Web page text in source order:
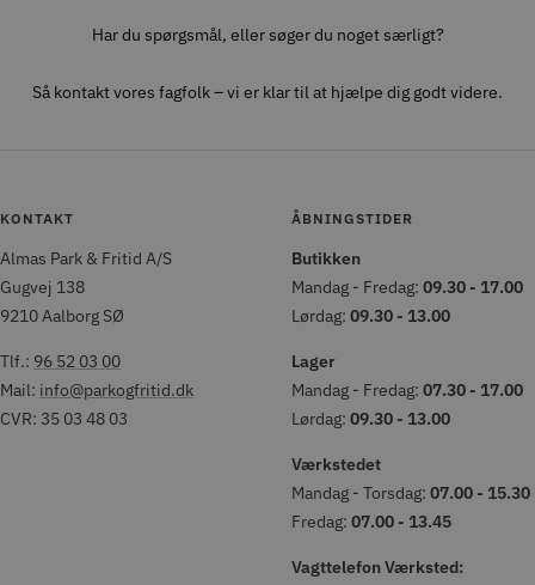
Har du spørgsmål, eller søger du noget særligt?
Så kontakt vores fagfolk – vi er klar til at hjælpe dig godt videre.
KONTAKT
Almas Park & Fritid A/S
Gugvej 138
9210 Aalborg SØ
Tlf.: 96 52 03 00
Mail: info@parkogfritid.dk
CVR: 35 03 48 03
ÅBNINGSTIDER
Butikken
Mandag - Fredag: 09.30 - 17.00
Lørdag: 09.30 - 13.00
Lager
Mandag - Fredag: 07.30 - 17.00
Lørdag: 09.30 - 13.00
Værkstedet
Mandag - Torsdag: 07.00 - 15.30
Fredag: 07.00 - 13.45
Vagttelefon Værksted: